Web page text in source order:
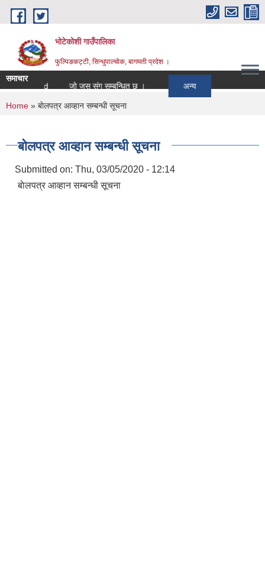
Skip to main content
भोटेकोशी गाउँपालिका
फुल्पिङकट्टी, सिन्धुपाल्चोक, बागमती प्रदेश ।
समाचार
जो जस संग सम्बन्धित छ ।
You are here
Home » बाेलपत्र आव्हान सम्बन्धी सूचना
बाेलपत्र आव्हान सम्बन्धी सूचना
Submitted on: Thu, 03/05/2020 - 12:14
बाेलपत्र आव्हान सम्बन्धी सूचना